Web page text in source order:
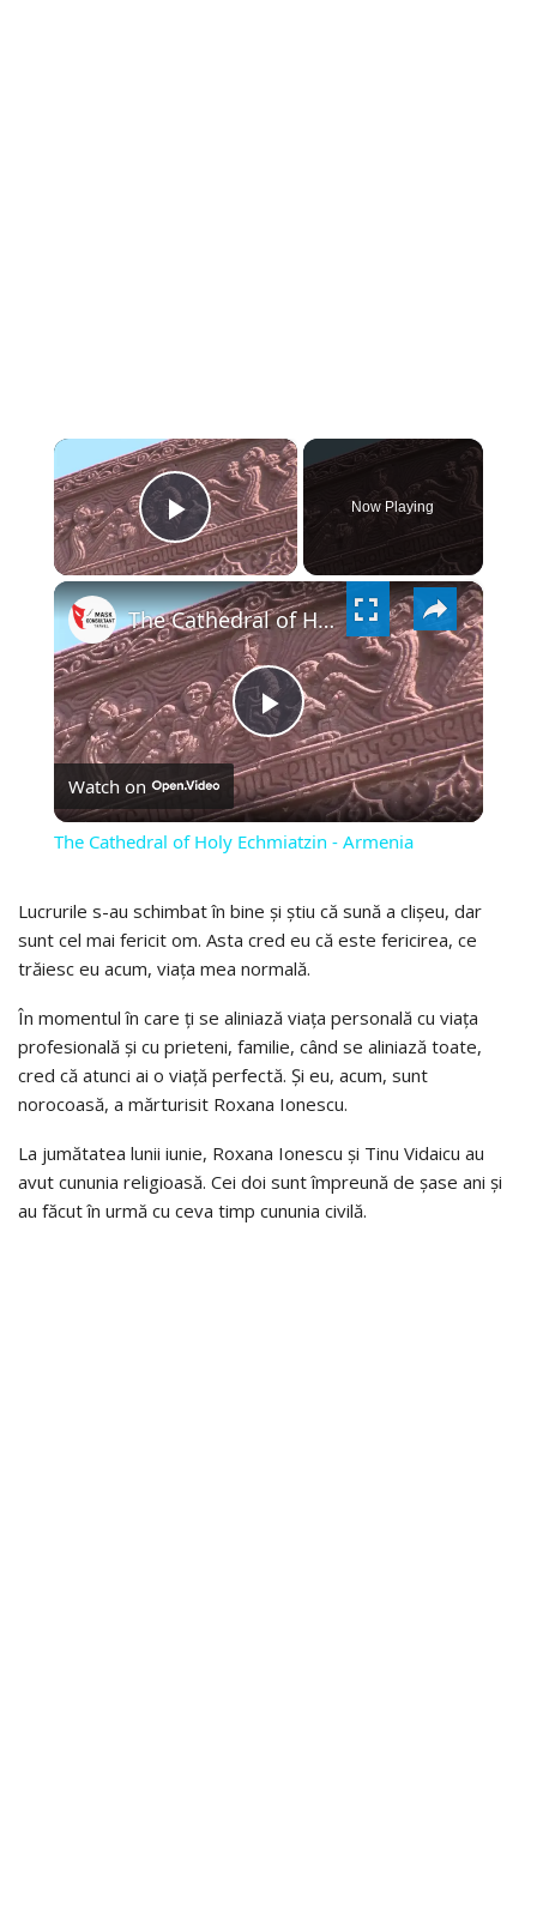
×
PLAY
VIDEO
Now Playing
×
PLAY
VIDEO
The Cathedral of Holy Echmiatzin - Armenia
Watch on
The Cathedral of Holy Echmiatzin - Armenia
Lucrurile s-au schimbat în bine și știu că sună a clișeu, dar
sunt cel mai fericit om. Asta cred eu că este fericirea, ce
trăiesc eu acum, viața mea normală.
În momentul în care ți se aliniază viața personală cu viața
profesională și cu prieteni, familie, când se aliniază toate,
cred că atunci ai o viață perfectă. Și eu, acum, sunt
norocoasă, a mărturisit Roxana Ionescu.
La jumătatea lunii iunie, Roxana Ionescu și Tinu Vidaicu au
avut cununia religioasă. Cei doi sunt împreună de șase ani și
au făcut în urmă cu ceva timp cununia civilă.